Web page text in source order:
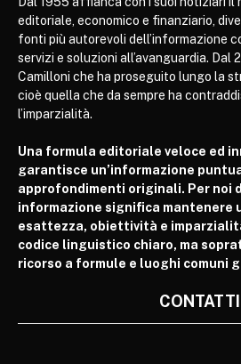
editoriale, economico e finanziario,
fonti più autorevoli dell’informazione
servizi e soluzioni all’avanguardia. Dal
Camilloni che ha proseguito lungo la
cioè quella che da sempre ha
l’imparzialità.
Una formula editoriale veloce ed
garantisce un’informazione
approfondimenti originali. Per noi
informazione significa mantenere
esattezza, obiettività e
codice linguistico chiaro, ma
ricorso a formule e luoghi comuni
CONTATTI